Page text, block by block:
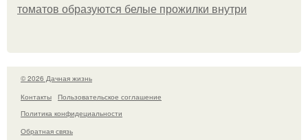
томатов образуются белые прожилки внутри
© 2026 Дачная жизнь
Контакты
Пользовательское соглашение
Политика конфидециальности
Обратная связь